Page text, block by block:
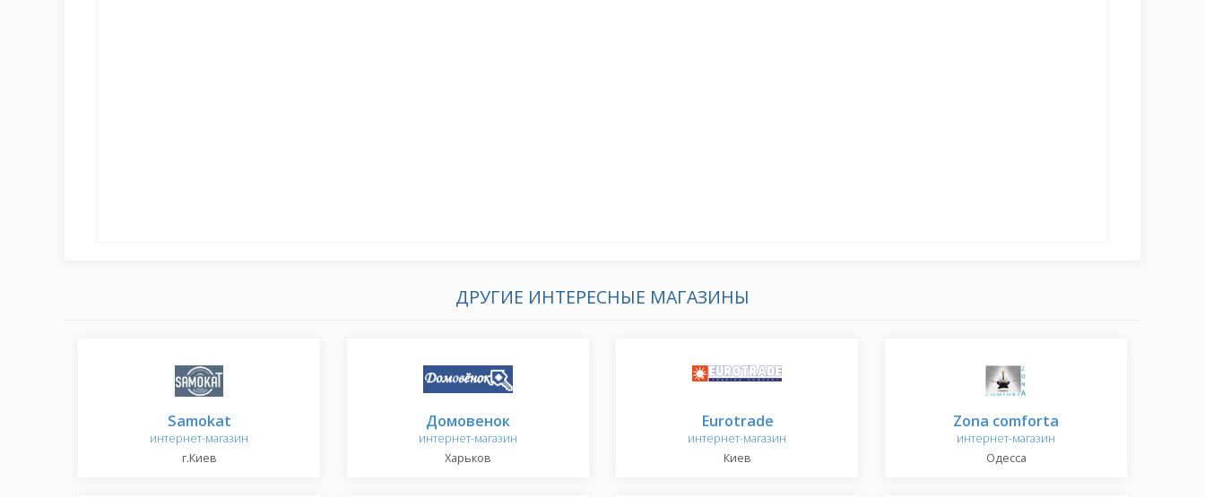
ДРУГИЕ ИНТЕРЕСНЫЕ МАГАЗИНЫ
Samokat
интернет-магазин
г.Киев
Домовенок
интернет-магазин
Харьков
Eurotrade
интернет-магазин
Киев
Zona comforta
интернет-магазин
Одесса